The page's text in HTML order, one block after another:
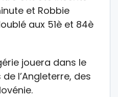
et Robbie
aux 51è et 84è
jouera dans le
l’Angleterre, des